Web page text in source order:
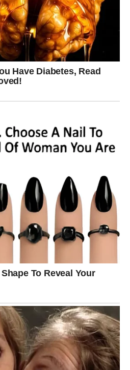
će biti svedoci događaja
karakter. Susreti sa
situacije imaju
života. Ovi trenuci neće biti
deo većeg plana.
imaće dublje značenje. Ono
običan događaj, zapravo će
promena.
koje otvaraju nova
preokrete koji otvaraju
nije ni razmišljalo. Situacije
sada se iznenada otvaraju.
postaje dostupno.
kao da ih život vodi u
namenjen. Sve se dešava sa
i nova